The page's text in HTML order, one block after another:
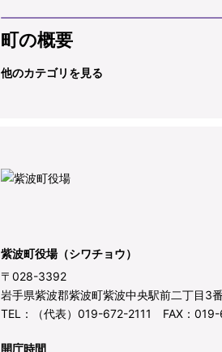
町の概要
他のカテゴリを見る
紫波町役場（シワチョウ）
〒028-3392
岩手県紫波郡紫波町紫波中央駅前二丁目3番
TEL：（代表）019-672-2111 FAX：019-
開庁時間